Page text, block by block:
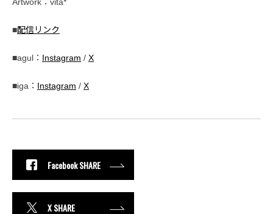
■配信リンク
■agul： Instagram / X
■iga： Instagram / X
Facebook SHARE
X SHARE